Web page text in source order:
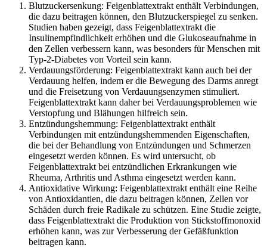
Blutzuckersenkung: Feigenblattextrakt enthält Verbindungen,
die dazu beitragen können, den Blutzuckerspiegel zu senken.
Studien haben gezeigt, dass Feigenblattextrakt die
Insulinempfindlichkeit erhöhen und die Glukoseaufnahme in
den Zellen verbessern kann, was besonders für Menschen mit
Typ-2-Diabetes von Vorteil sein kann.
Verdauungsförderung: Feigenblattextrakt kann auch bei der
Verdauung helfen, indem er die Bewegung des Darms anregt
und die Freisetzung von Verdauungsenzymen stimuliert.
Feigenblattextrakt kann daher bei Verdauungsproblemen wie
Verstopfung und Blähungen hilfreich sein.
Entzündungshemmung: Feigenblattextrakt enthält
Verbindungen mit entzündungshemmenden Eigenschaften,
die bei der Behandlung von Entzündungen und Schmerzen
eingesetzt werden können. Es wird untersucht, ob
Feigenblattextrakt bei entzündlichen Erkrankungen wie
Rheuma, Arthritis und Asthma eingesetzt werden kann.
Antioxidative Wirkung: Feigenblattextrakt enthält eine Reihe
von Antioxidantien, die dazu beitragen können, Zellen vor
Schäden durch freie Radikale zu schützen. Eine Studie zeigte,
dass Feigenblattextrakt die Produktion von Stickstoffmonoxid
erhöhen kann, was zur Verbesserung der Gefäßfunktion
beitragen kann.